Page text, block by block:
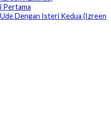
Pertama
Dengan Isteri Kedua (Izreen